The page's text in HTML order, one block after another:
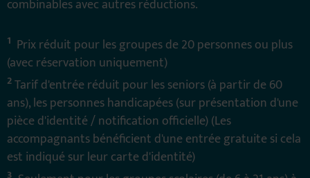
combinables avec autres réductions.
1 Prix réduit pour les groupes de 20 personnes ou plus
(avec réservation uniquement)
2Tarif d'entrée réduit pour les seniors (à partir de 60
ans), les personnes handicapées (sur présentation d'une
pièce d'identité / notification officielle) (Les
accompagnants bénéficient d'une entrée gratuite si cela
est indiqué sur leur carte d'identité)